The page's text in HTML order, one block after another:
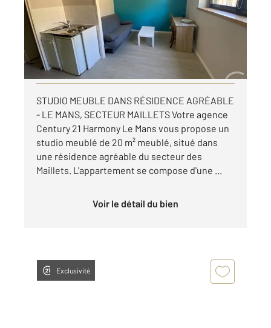
Appartement F1 à louer
396 €
par mois charges comprises
Visiter le site dédié
STUDIO MEUBLE DANS RÉSIDENCE AGRÉABLE
- LE MANS, SECTEUR MAILLETS Votre agence
Century 21 Harmony Le Mans vous propose un
studio meublé de 20 m² meublé, situé dans
une résidence agréable du secteur des
Maillets. L'appartement se compose d'une ...
Voir le détail du bien
Exclusivité